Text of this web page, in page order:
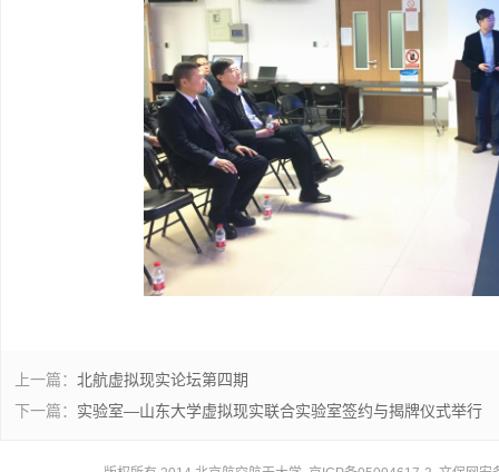
上一篇： 北航虚拟现实论坛第四期
下一篇： 实验室—山东大学虚拟现实联合实验室签约与揭牌仪式举行